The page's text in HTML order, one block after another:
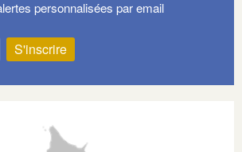
personnalisées par email
S'inscrire